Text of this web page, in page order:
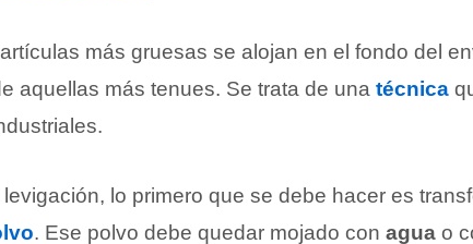
más gruesas se alojan en el fondo del
aquellas más tenues. Se trata de una técnica
lo primero que se debe hacer es
. Ese polvo debe quedar mojado con agua o